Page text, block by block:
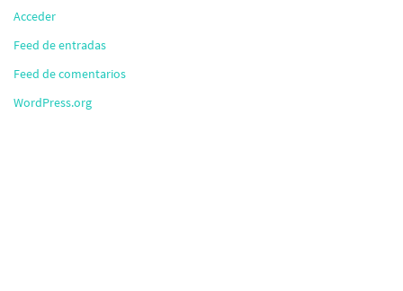
Acceder
Feed de entradas
Feed de comentarios
WordPress.org